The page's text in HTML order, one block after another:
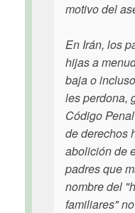
motivo del
En Irán, los
hijas a
baja o
les perdona,
Código
de derechos
abolición de
padres que
nombre del
familiares"